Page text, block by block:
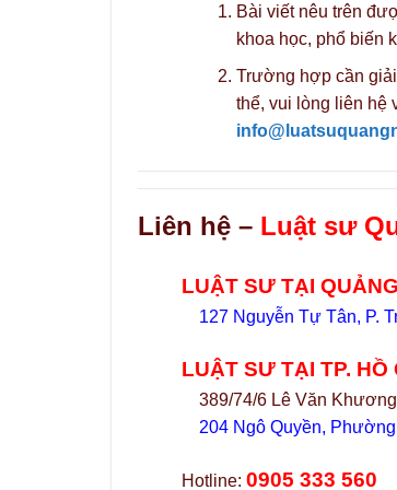
Bài viết nêu trên
khoa học, phổ biến
Trường hợp cần
thể, vui lòng liên hệ
Liên hệ – Luật sư
LUẬT SƯ TẠI
127 Nguyễn Tự Tân, P.
LUẬT SƯ TẠI TP. HỒ
389/74/6 Lê Văn
204 Ngô Quyền,
Hotline: 0905 333 560